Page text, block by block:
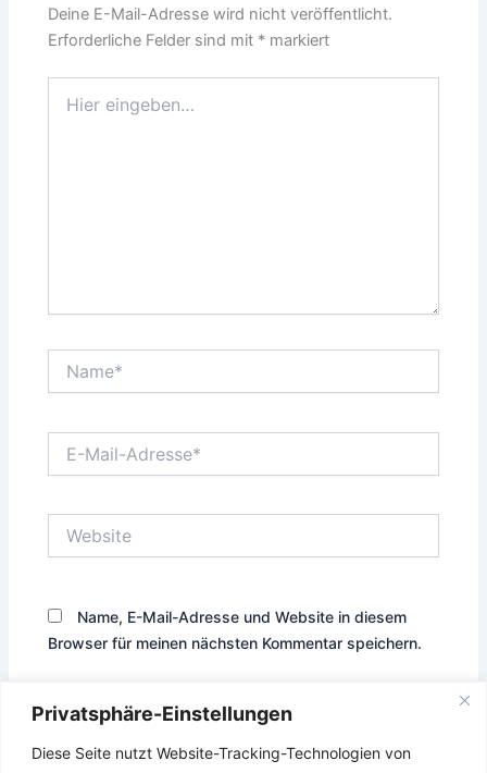
Privatsphäre-Einstellungen
Diese Seite nutzt Website-Tracking-Technologien von
Deine E-Mail-Adresse wird nicht veröffentlicht.
Erforderliche Felder sind mit * markiert
eingeben…
Mail-
Name, E-Mail-Adresse und Website in diesem
Browser für meinen nächsten Kommentar speichern.